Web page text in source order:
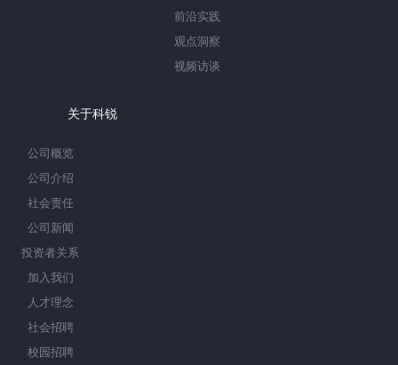
前沿实践
观点洞察
视频访谈
关于科锐
公司概览
公司介绍
社会责任
公司新闻
投资者关系
加入我们
人才理念
社会招聘
校园招聘